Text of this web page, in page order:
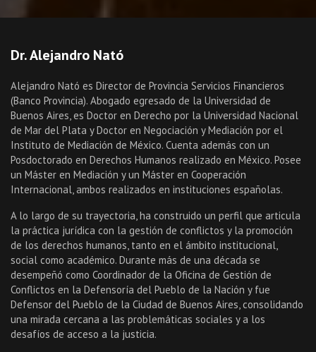
Dr. Alejandro Nató
Alejandro Nató es Director de Provincia Servicios Financieros
(Banco Provincia). Abogado egresado de la Universidad de
Buenos Aires, es Doctor en Derecho por la Universidad Nacional
de Mar del Plata y Doctor en Negociación y Mediación por el
Instituto de Mediación de México. Cuenta además con un
Posdoctorado en Derechos Humanos realizado en México. Posee
un Máster en Mediación y un Máster en Cooperación
Internacional, ambos realizados en instituciones españolas.
A lo largo de su trayectoria, ha construido un perfil que articula
la práctica jurídica con la gestión de conflictos y la promoción
de los derechos humanos, tanto en el ámbito institucional,
social como académico. Durante más de una década se
desempeñó como Coordinador de la Oficina de Gestión de
Conflictos en la Defensoría del Pueblo de la Nación y fue
Defensor del Pueblo de la Ciudad de Buenos Aires, consolidando
una mirada cercana a las problemáticas sociales y a los
desafíos de acceso a la justicia.